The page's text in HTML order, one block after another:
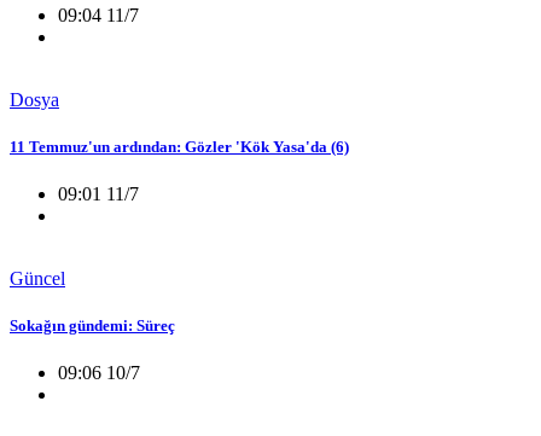
09:04 11/7
Dosya
11 Temmuz'un ardından: Gözler 'Kök Yasa'da (6)
09:01 11/7
Güncel
Sokağın gündemi: Süreç
09:06 10/7